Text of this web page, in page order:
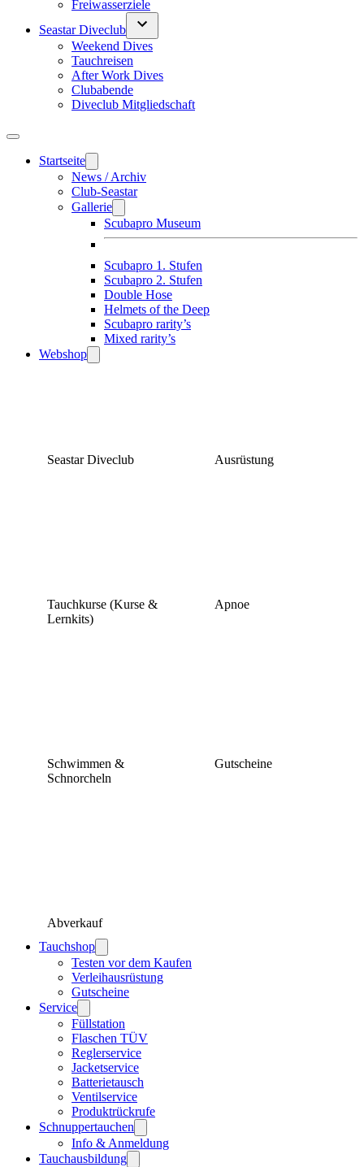
Freiwasserziele
Seastar Diveclub
Weekend Dives
Tauchreisen
After Work Dives
Clubabende
Diveclub Mitgliedschaft
Startseite
News / Archiv
Club-Seastar
Gallerie
Scubapro Museum
Scubapro 1. Stufen
Scubapro 2. Stufen
Double Hose
Helmets of the Deep
Scubapro rarity’s
Mixed rarity’s
Webshop
Seastar Diveclub Ausrüstung
Tauchkurse (Kurse &
Lernkits)
Apnoe
Schwimmen &
Schnorcheln
Gutscheine
Abverkauf
Tauchshop
Testen vor dem Kaufen
Verleihausrüstung
Gutscheine
Service
Füllstation
Flaschen TÜV
Reglerservice
Jacketservice
Batterietausch
Ventilservice
Produktrückrufe
Schnuppertauchen
Info & Anmeldung
Tauchausbildung